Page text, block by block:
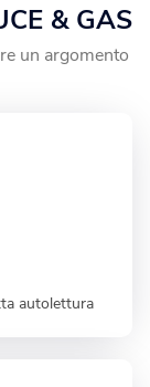
& GAS
un argomento
autolettura